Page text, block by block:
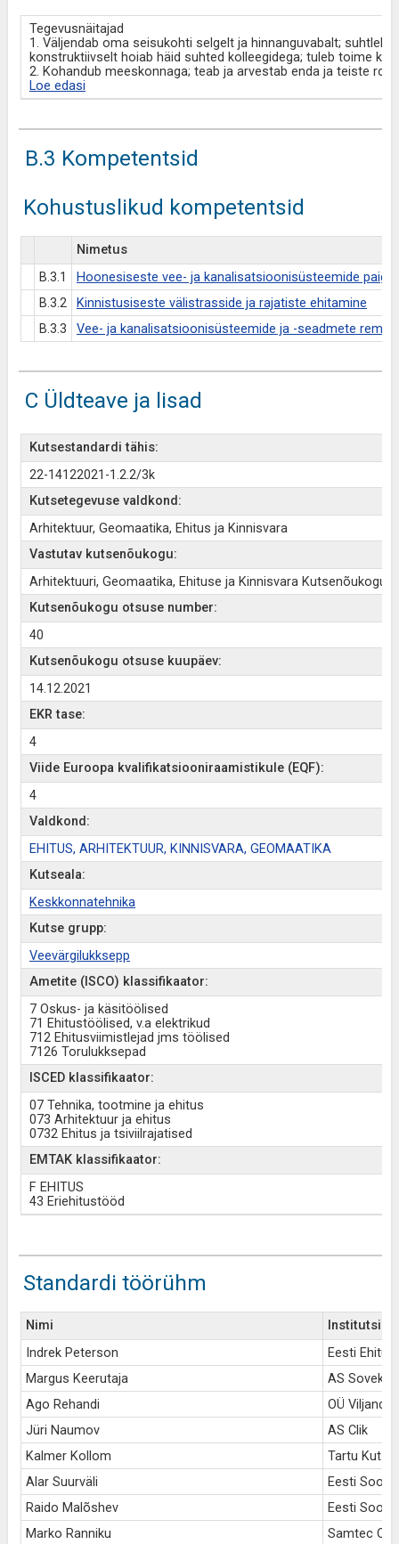
Tegevusnäitajad
1. Väljendab oma seisukohti selgelt ja hinnanguvabalt;
konstruktiivselt hoiab häid suhted kolleegidega; tuleb toime
2. Kohandub meeskonnaga; teab ja arvestab enda ja teiste rolli
Loe edasi
B.3 Kompetentsid
Kohustuslikud kompetentsid
Nimetus
B.3.1
Hoonesiseste vee- ja kanalisatsioonisüsteemide
B.3.2
Kinnistusiseste välistrasside ja rajatiste ehitamine
B.3.3
Vee- ja kanalisatsioonisüsteemide ja -seadmete
C Üldteave ja lisad
Kutsestandardi tähis:
22-14122021-1.2.2/3k
Kutsetegevuse valdkond:
Arhitektuur, Geomaatika, Ehitus ja Kinnisvara
Vastutav kutsenõukogu:
Arhitektuuri, Geomaatika, Ehituse ja Kinnisvara Kutsenõukogu
Kutsenõukogu otsuse number:
40
Kutsenõukogu otsuse kuupäev:
14.12.2021
EKR tase:
4
Viide Euroopa kvalifikatsiooniraamistikule (EQF):
4
Valdkond:
EHITUS, ARHITEKTUUR, KINNISVARA, GEOMAATIKA
Kutseala:
Keskkonnatehnika
Kutse grupp:
Veevärgilukksepp
Ametite (ISCO) klassifikaator:
7 Oskus- ja käsitöölised
71 Ehitustöölised, v.a elektrikud
712 Ehitusviimistlejad jms töölised
7126 Torulukksepad
ISCED klassifikaator:
07 Tehnika, tootmine ja ehitus
073 Arhitektuur ja ehitus
0732 Ehitus ja tsiviilrajatised
EMTAK klassifikaator:
F EHITUS
43 Eriehitustööd
Standardi töörühm
Nimi
Indrek Peterson
Eesti
Margus Keerutaja
AS Sovek
Ago Rehandi
OÜ Viljandi
Jüri Naumov
AS Clik
Kalmer Kollom
Tartu
Alar Suurväli
Eesti
Raido Malõshev
Eesti
Marko Ranniku
Samtec OÜ